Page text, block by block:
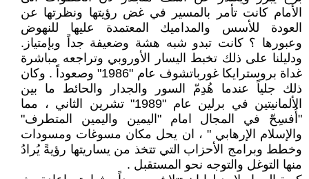
الأمام كانت تأمر بالمسير في غض رؤيتها ونظرتها عن
العودة للأسس والمداميك المعتمدة عليها للنهوض
وعبورها ؟ كانت تبدو شبه هشة وضعيفة جداً وبإمتياز.
ودليلنا على ذلك تخبط اليسار الأوروبي وتراجعه مباشرة
غداة بروسترايكا غورباتشوف عام "1986" وصعوداً . وكان
ذلك جلياً عندما هُدِمّ السور والجدار والحائط ما بين
الألمانيتين في برلين عام "1989" تشرين الثاني ، مما
"أُفسِحّ في المجال امام "اليمين واليمين المتطرف"
والإسلام الإرهابي " ، ان يحل مكان مسوغات ومسودات
وخطط وبرامج الأحزاب التي تتخذ من يساريتها رؤيةً يُرادُ
منها التوغل والتوجه نحو المستقبل .